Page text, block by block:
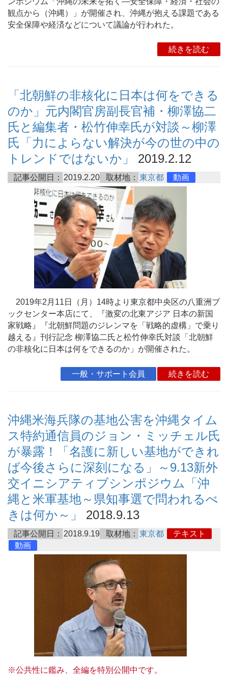
観点から（沖縄）」が開催され、沖縄が抱える課題である
安全保障や経済などについて議論が行われた。
続きを読む
「北朝鮮の非核化に日本は何をできる
のか」元内閣官房副長官補・柳澤協二
氏と編集者・松竹伸幸氏が対談～柳澤
氏「力によらない解決が今の世の中の
トレンドではないか」
2019.2.12
記事公開日： 2019.2.20 取材地： 東京都 動画
2019年2月11日（月）14時より東京都中央区の八重洲ブ
ックセンター本店にて、『激変の北東アジア 日本の新国
家戦略』『北朝鮮問題のジレンマを「戦略的虚構」で乗り
越える』刊行記念 柳澤協二氏と松竹伸幸氏対談「北朝鮮
の非核化に日本は何をできるのか」が開催された。
一般・サポート会員 続きを読む
沖縄米海兵隊の基地公害を沖縄タイム
ス特約通信員のジョン・ミッチェル氏
が暴露！「名護に新しい基地ができれ
ば今後さらに深刻になる」～9.13新外
交イニシアティブシンポジウム「沖
縄と米軍基地～県知事選で問われるべ
きは何か～」
2018.9.13
記事公開日： 2018.9.19 取材地： 東京都
テキスト
動画
※公共性に鑑み、全編を特別公開中です。